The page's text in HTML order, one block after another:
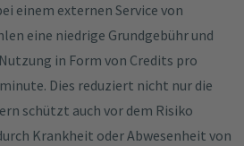
einem externen Service von
eine niedrige Grundgebühr und
in Form von Credits pro
Dies reduziert nicht nur die
schützt auch vor dem Risiko
Krankheit oder Abwesenheit von